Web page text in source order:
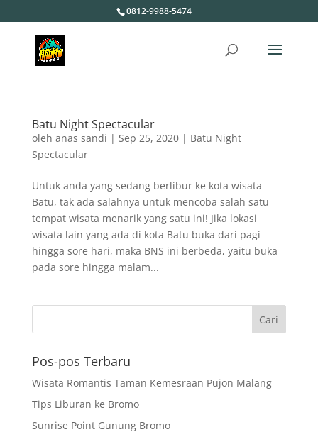
0812-9988-5474
Batu Night Spectacular
oleh anas sandi | Sep 25, 2020| Batu Night
Spectacular
Untuk anda yang sedang berlibur ke kota wisata
Batu, tak ada salahnya untuk mencoba salah satu
tempat wisata menarik yang satu ini! Jika lokasi
wisata lain yang ada di kota Batu buka dari pagi
hingga sore hari, maka BNS ini berbeda, yaitu buka
pada sore hingga malam...
Pos-pos Terbaru
Wisata Romantis Taman Kemesraan Pujon Malang
Tips Liburan ke Bromo
Sunrise Point Gunung Bromo